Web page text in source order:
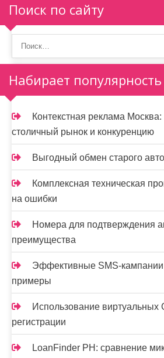
я
п
о
з
а
п
и
с
я
м
Поиск по сайту
Набирает популярность
Контекстная реклама
столичный рынок и конкуренцию
Выгодный обмен старого
Комплексная техническая
на ошибки
Номера для подтверждения
преимущества
Эффективные SMS-кампании
примеры
Использование
регистрации
LoanFinder PH: сравнение